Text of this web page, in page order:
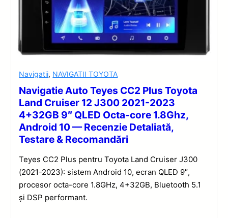
Navigatii, NAVIGATII TOYOTA
Navigatie Auto Teyes CC2 Plus Toyota
Land Cruiser 12 J300 2021-2023
4+32GB 9″ QLED Octa-core 1.8Ghz,
Android 10 — Recenzie Detaliată,
Testare & Recomandări
Teyes CC2 Plus pentru Toyota Land Cruiser J300
(2021-2023): sistem Android 10, ecran QLED 9″,
procesor octa-core 1.8GHz, 4+32GB, Bluetooth 5.1
și DSP performant.